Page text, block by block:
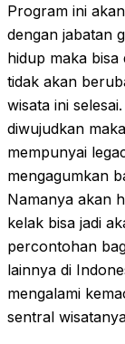
Program ini
dengan jabatan
hidup maka bisa
tidak akan
wisata ini
diwujudkan
mempunyai
mengagumkan
Namanya akan
kelak bisa jadi
percontohan
lainnya di
mengalami
sentral